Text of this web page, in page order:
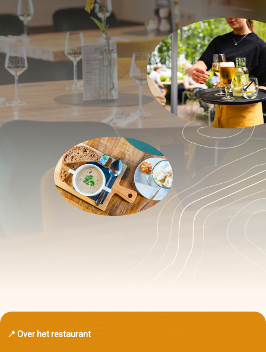
📍 Over het restaurant